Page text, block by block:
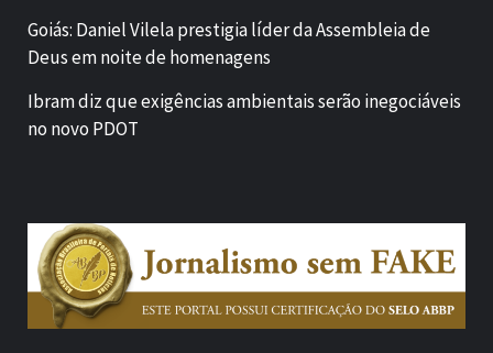
Goiás: Daniel Vilela prestigia líder da Assembleia de
Deus em noite de homenagens
Ibram diz que exigências ambientais serão inegociáveis
no novo PDOT